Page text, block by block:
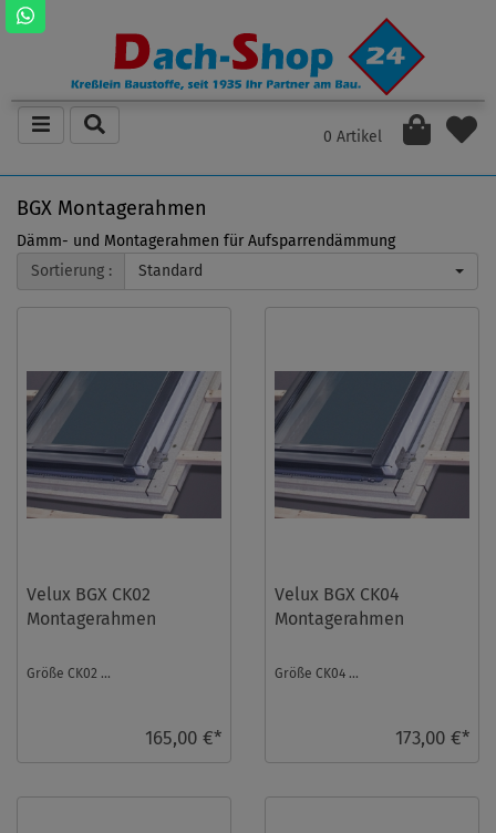
0 Artikel
BGX Montagerahmen
Dämm- und Montagerahmen für Aufsparrendämmung
Sortierung :
Standard
Velux BGX CK02
Montagerahmen
Größe CK02 ...
165,00 €*
Velux BGX CK04
Montagerahmen
Größe CK04 ...
173,00 €*